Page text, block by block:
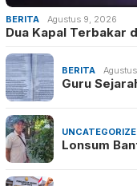
BERITA Agustus 9, 2026
Dua Kapal Terbakar
BERITA
Guru
Lonsum